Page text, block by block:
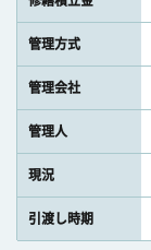
管理方式
管理会社
管理人
現況
引渡し時期